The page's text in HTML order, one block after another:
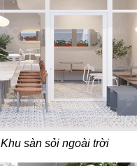
Khu sàn sỏi ngoài trời
58
SEVEN CAFE
Cafe Nhật Bản
60